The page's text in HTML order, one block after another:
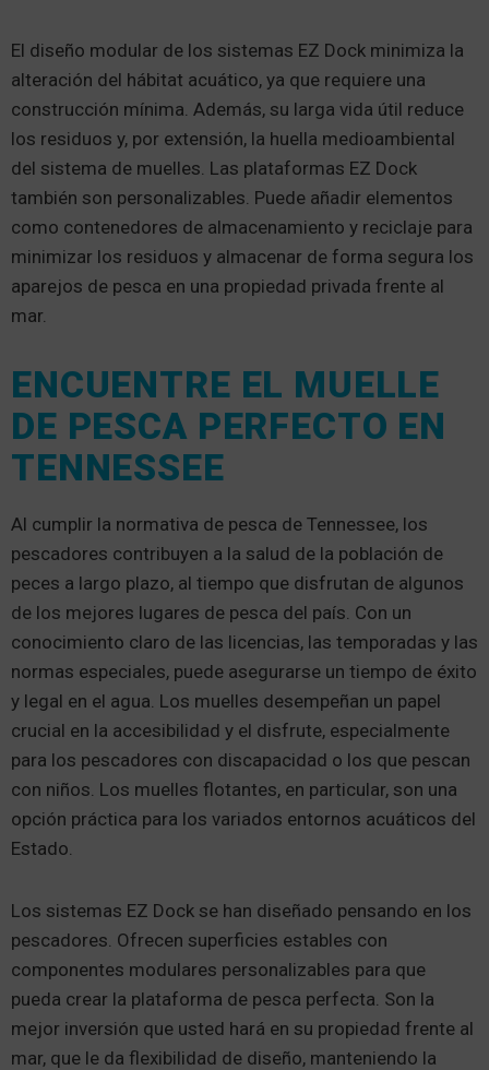
El diseño modular de los sistemas EZ Dock minimiza la
alteración del hábitat acuático, ya que requiere una
construcción mínima. Además, su larga vida útil reduce
los residuos y, por extensión, la huella medioambiental
del sistema de muelles. Las plataformas EZ Dock
también son personalizables. Puede añadir elementos
como contenedores de almacenamiento y reciclaje para
minimizar los residuos y almacenar de forma segura los
aparejos de pesca en una propiedad privada frente al
mar.
ENCUENTRE EL MUELLE
DE PESCA PERFECTO EN
TENNESSEE
Al cumplir la normativa de pesca de Tennessee, los
pescadores contribuyen a la salud de la población de
peces a largo plazo, al tiempo que disfrutan de algunos
de los mejores lugares de pesca del país. Con un
conocimiento claro de las licencias, las temporadas y las
normas especiales, puede asegurarse un tiempo de éxito
y legal en el agua. Los muelles desempeñan un papel
crucial en la accesibilidad y el disfrute, especialmente
para los pescadores con discapacidad o los que pescan
con niños. Los muelles flotantes, en particular, son una
opción práctica para los variados entornos acuáticos del
Estado.
Los sistemas EZ Dock se han diseñado pensando en los
pescadores. Ofrecen superficies estables con
componentes modulares personalizables para que
pueda crear la plataforma de pesca perfecta. Son la
mejor inversión que usted hará en su propiedad frente al
mar, que le da flexibilidad de diseño, manteniendo la